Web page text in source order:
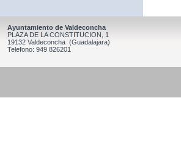
Ayuntamiento de Valdeconcha
PLAZA DE LA CONSTITUCION, 1
19132 Valdeconcha (Guadalajara)
Telefono: 949 826201